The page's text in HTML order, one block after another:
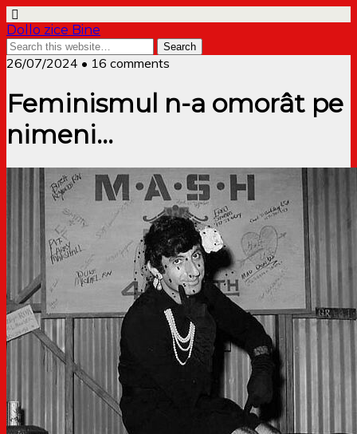
Dollo zice Bine
26/07/2024 • 16 comments
Feminismul n-a omorât pe
nimeni…